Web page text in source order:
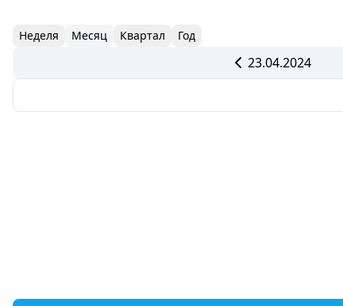
Неделя Месяц Квартал Год
23.04.2024